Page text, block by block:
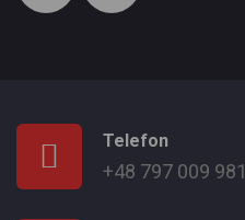
Telefon
+48 797 009 981